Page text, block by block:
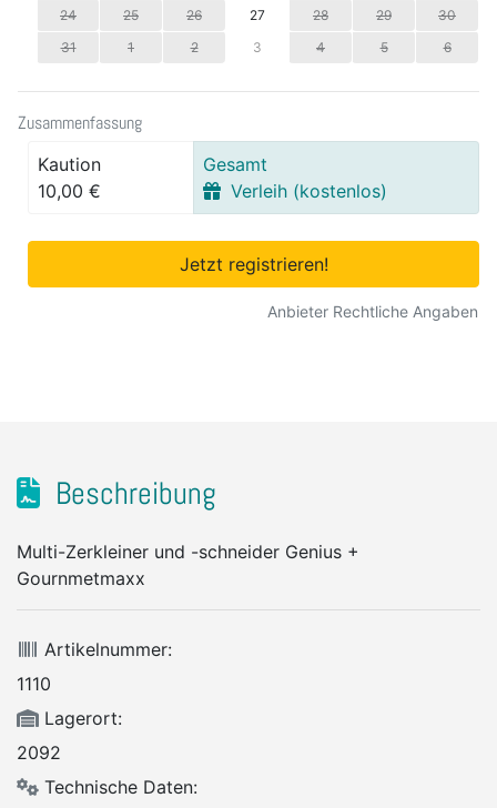
24
25 26 27 28 29
30
31
1 2 3 4 5 6
Zusammenfassung
Kaution
10,00 €
Gesamt
Verleih (kostenlos)
Jetzt registrieren!
Anbieter Rechtliche Angaben
Beschreibung
Multi-Zerkleiner und -schneider Genius +
Gournmetmaxx
Artikelnummer:
1110
Lagerort:
2092
Technische Daten: